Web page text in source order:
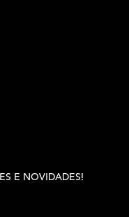
E NOVIDADES!